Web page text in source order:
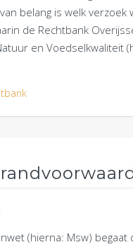
belang is welk
de Rechtbank
en Voedselkwaliteit
(hierna: Msw)